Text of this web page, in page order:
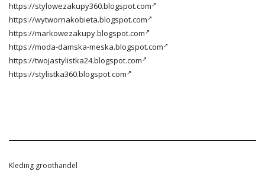
https://stylowezakupy360.blogspot.com
https://wytwornakobieta.blogspot.com
https://markowezakupy.blogspot.com
https://moda-damska-meska.blogspot.com
https://twojastylistka24.blogspot.com
https://stylistka360.blogspot.com
Kleding groothandel